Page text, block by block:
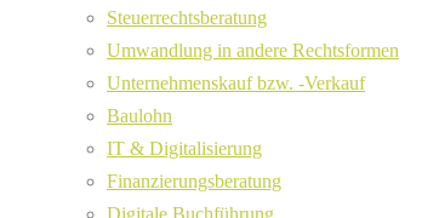
Steuerrechtsberatung
Umwandlung in andere Rechtsformen
Unternehmenskauf bzw. -Verkauf
Baulohn
IT & Digitalisierung
Finanzierungsberatung
Digitale Buchführung